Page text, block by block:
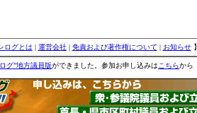
ログとは | 運営会社| 免責および著作権について | お知らせ】
グ”地方議員版ができました。参加お申し込みは こちらから